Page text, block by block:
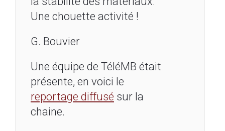
Une chouette activité !
G. Bouvier
Une équipe de TéléMB était
présente, en voici le
reportage diffusé sur la
chaine.